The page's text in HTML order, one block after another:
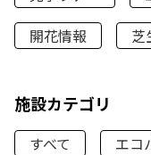
開花情報
芝
施設カテゴリ
すべて エコ